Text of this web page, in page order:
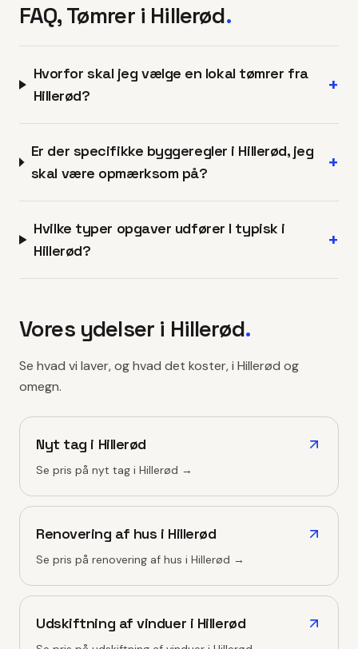
FAQ, Tømrer i Hillerød.
Hvorfor skal jeg vælge en lokal tømrer fra
Hillerød?
+
Er der specifikke byggeregler i Hillerød, jeg
skal være opmærksom på?
+
Hvilke typer opgaver udfører I typisk i
Hillerød?
+
Vores ydelser i Hillerød.
Se hvad vi laver, og hvad det koster, i Hillerød og
omegn.
Nyt tag i Hillerød
Se pris på nyt tag i Hillerød →
Renovering af hus i Hillerød
Se pris på renovering af hus i Hillerød →
Udskiftning af vinduer i Hillerød